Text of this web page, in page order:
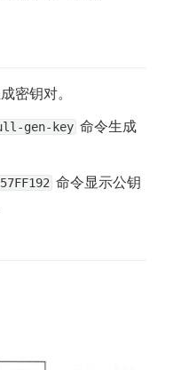
密钥对。
gen-key 命令生成
命令显示公钥